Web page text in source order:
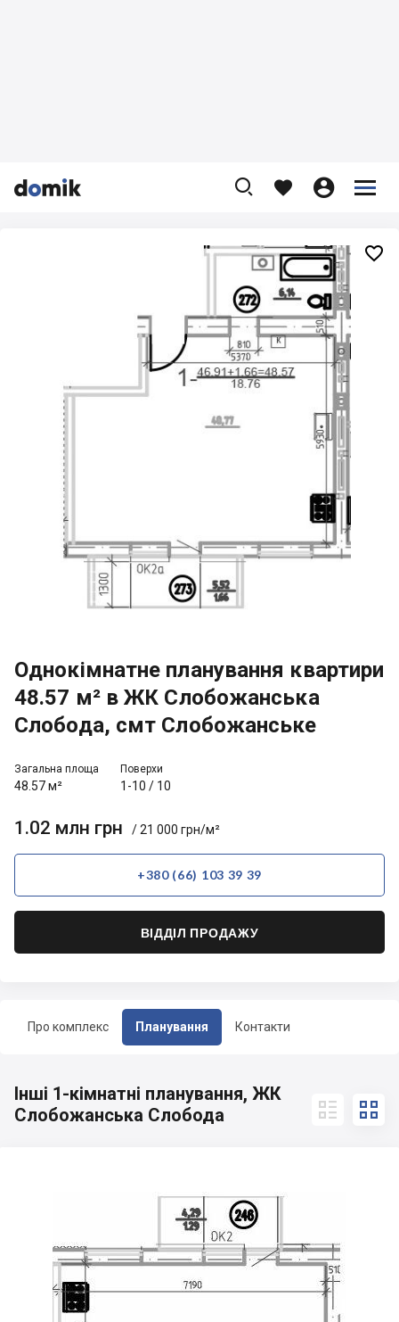


    


Про комплекс Планування Контакти
Однокімнатне планування квартири
48.57 м² в ЖК Слобожанська
Слобода, смт Слобожанське
Загальна площа
48.57 м²
Поверхи
1-10 / 10
1.02 млн грн / 21 000 грн/м²
+380 (66) 103 39 39
ВІДДІЛ ПРОДАЖУ

Інші 1-кімнатні планування, ЖК
Слобожанська Слобода
 